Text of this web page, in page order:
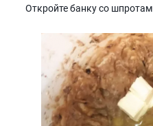
Откройте банку со